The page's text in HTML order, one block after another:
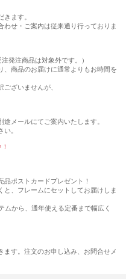
きます。
せ・ご案内は従来通り行っておりま
発注商品は対象外です。）
、商品のお届けに通常よりもお時間を
ざいませんが、
メールにてご案内いたします。
。
品ポストカードプレゼント！
と、フレームにセットしてお届けしま
ムから、通年使える定番まで幅広く
ます。注文のお申し込み、お問合せメ